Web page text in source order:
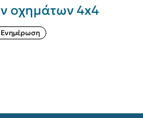
οχημάτων 4x4
Ενημέρωση